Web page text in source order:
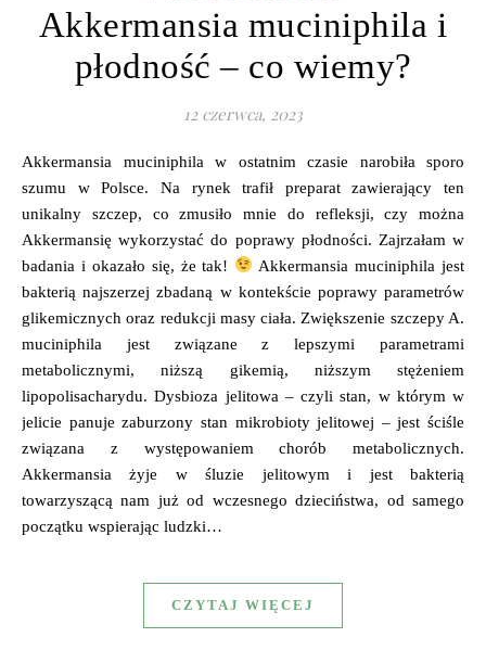
Akkermansia muciniphila i
płodność – co wiemy?
12 czerwca, 2023
Akkermansia muciniphila w ostatnim czasie narobiła sporo
szumu w Polsce. Na rynek trafił preparat zawierający ten
unikalny szczep, co zmusiło mnie do refleksji, czy można
Akkermansię wykorzystać do poprawy płodności. Zajrzałam w
badania i okazało się, że tak!
Akkermansia muciniphila jest
bakterią najszerzej zbadaną w kontekście poprawy parametrów
glikemicznych oraz redukcji masy ciała. Zwiększenie szczepy A.
muciniphila jest związane z lepszymi parametrami
metabolicznymi, niższą gikemią, niższym stężeniem
lipopolisacharydu. Dysbioza jelitowa – czyli stan, w którym w
jelicie panuje zaburzony stan mikrobioty jelitowej – jest ściśle
związana z występowaniem chorób metabolicznych.
Akkermansia żyje w śluzie jelitowym i jest bakterią
towarzyszącą nam już od wczesnego dzieciństwa, od samego
początku wspierając ludzki…
CZYTAJ WIĘCEJ